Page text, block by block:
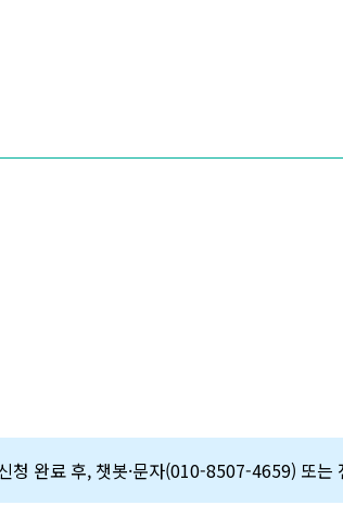
청 완료 후, 챗봇·문자(010-8507-4659) 또